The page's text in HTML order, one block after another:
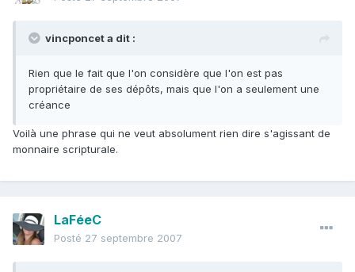
vincponcet a dit :
Rien que le fait que l'on considère que l'on est pas
propriétaire de ses dépôts, mais que l'on a seulement une
créance
Voilà une phrase qui ne veut absolument rien dire s'agissant de
monnaire scripturale.
LaFéeC
Posté 27 septembre 2007